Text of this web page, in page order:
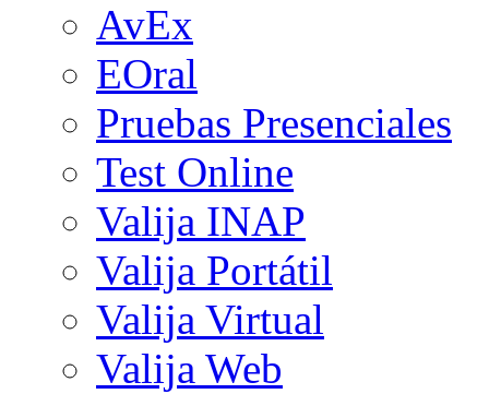
AvEx
EOral
Pruebas Presenciales
Test Online
Valija INAP
Valija Portátil
Valija Virtual
Valija Web